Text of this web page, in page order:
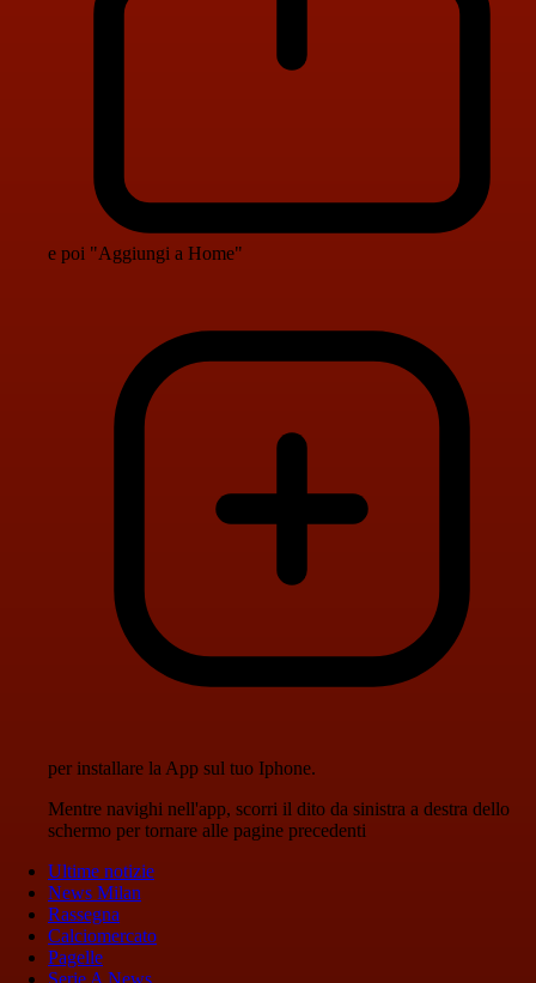
e poi "Aggiungi a Home"
per installare la App sul tuo Iphone.
Mentre navighi nell'app, scorri il dito da sinistra a destra dello
schermo per tornare alle pagine precedenti
Ultime notizie
News Milan
Rassegna
Calciomercato
Pagelle